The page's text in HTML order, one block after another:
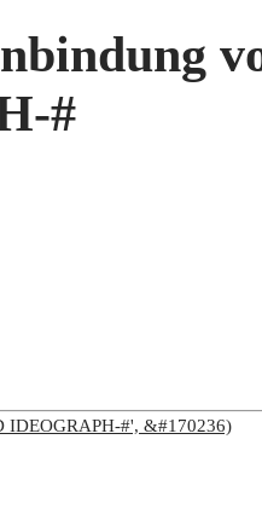
#
IDEOGRAPH-#', &#170236)